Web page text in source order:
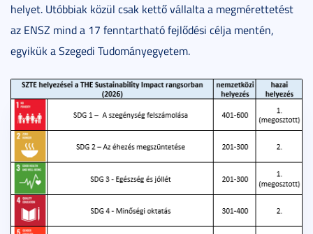
helyet. Utóbbiak közül csak kettő vállalta a megmérettetést
az ENSZ mind a 17 fenntartható fejlődési célja mentén,
egyikük a Szegedi Tudományegyetem.